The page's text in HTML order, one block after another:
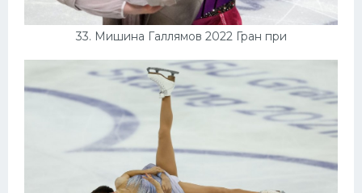
33. Мишина Галлямов 2022 Гран при